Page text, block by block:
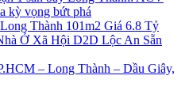
kỳ vọng bứt phá
Thành 101m2 Giá 6.8 Tỷ
Ở Xã Hội D2D Lộc An Sẵn
– Long Thành – Dầu Giây,